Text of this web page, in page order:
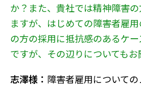
か？また、貴社では精神障害
ますが、はじめての障害者雇
の方の採用に抵抗感のあるケ
ですが、その辺りについてもお
志澤様： 障害者雇用について